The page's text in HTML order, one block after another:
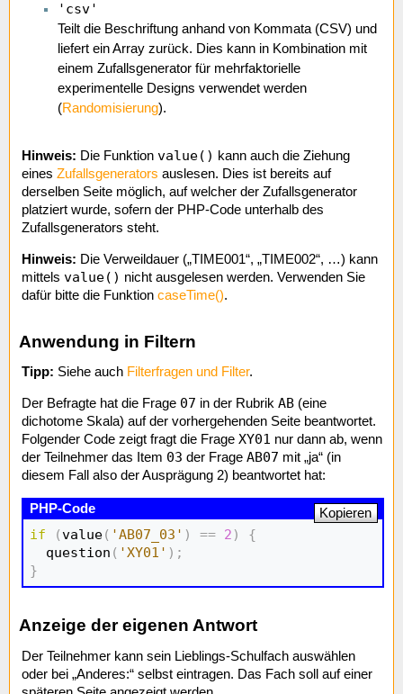
'csv'
Teilt die Beschriftung anhand von Kommata (CSV) und
liefert ein Array zurück. Dies kann in Kombination mit
einem Zufallsgenerator für mehrfaktorielle
experimentelle Designs verwendet werden
(Randomisierung).
Hinweis: Die Funktion value() kann auch die Ziehung
eines Zufallsgenerators auslesen. Dies ist bereits auf
derselben Seite möglich, auf welcher der Zufallsgenerator
platziert wurde, sofern der PHP-Code unterhalb des
Zufallsgenerators steht.
Hinweis: Die Verweildauer („TIME001“, „TIME002“, …) kann
mittels value() nicht ausgelesen werden. Verwenden Sie
dafür bitte die Funktion caseTime().
Anwendung in Filtern
Tipp: Siehe auch Filterfragen und Filter.
Der Befragte hat die Frage 07 in der Rubrik AB (eine
dichotome Skala) auf der vorhergehenden Seite beantwortet.
Folgender Code zeigt fragt die Frage XY01 nur dann ab, wenn
der Teilnehmer das Item 03 der Frage AB07 mit „ja“ (in
diesem Fall also der Ausprägung 2) beantwortet hat:
if (value( 'AB07_03' ) == 2 )
{
  question
( 'XY01' ) ;
}
Kopieren
Anzeige der eigenen Antwort
Der Teilnehmer kann sein Lieblings-Schulfach auswählen
oder bei „Anderes:“ selbst eintragen. Das Fach soll auf einer